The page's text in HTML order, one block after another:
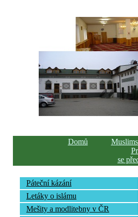
Domů
se
Páteční kázání
Letáky o islámu
Mešity a modlitebny v ČR